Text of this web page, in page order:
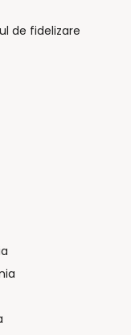
de fidelizare